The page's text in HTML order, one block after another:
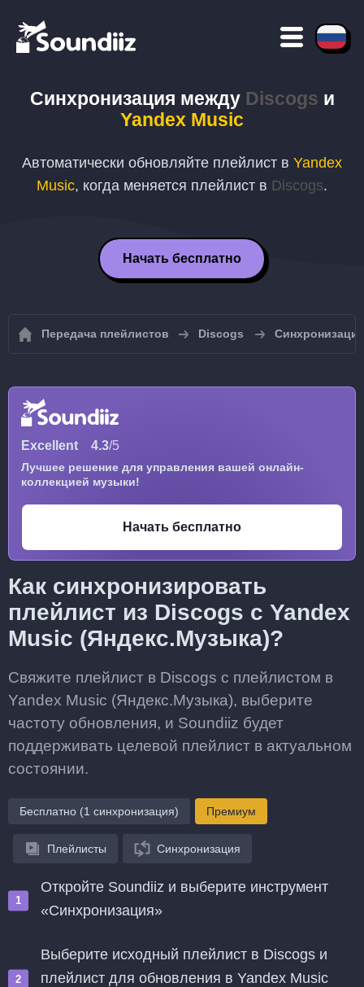
Синхронизация между Discogs и
Yandex Music
Автоматически обновляйте плейлист в Yandex
Music, когда меняется плейлист в Discogs.
Начать бесплатно
Передача плейлистов Discogs
Excellent 4.3/5
Лучшее решение для управления вашей онлайн-
коллекцией музыки!
Начать бесплатно
Как синхронизировать
плейлист из Discogs с Yandex
Music (Яндекс.Музыка)?
Свяжите плейлист в Discogs с плейлистом в
Yandex Music (Яндекс.Музыка), выберите
частоту обновления, и Soundiiz будет
поддерживать целевой плейлист в актуальном
состоянии.
Бесплатно (1 синхронизация) Премиум
Плейлисты Синхронизация
Откройте Soundiiz и выберите инструмент
«Синхронизация»
Выберите исходный плейлист в Discogs и
плейлист для обновления в Yandex Music